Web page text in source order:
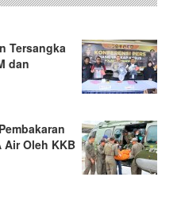
Tersangka
dan
Air Oleh KKB